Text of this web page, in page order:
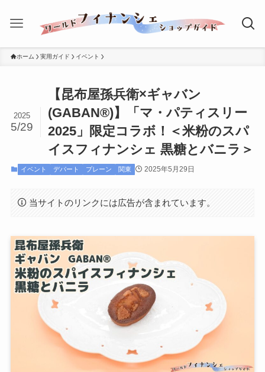
ホーム 実用ガイド イベント
【昆布屋孫兵衛×ギャバン
(GABAN®)】「マ・パティスリー
2025」限定コラボ！＜米粉のスパ
イスフィナンシェ 黒糖とバニラ＞
2025
5/29
イベント デパート プレーン 関東 2025年5月29日
当サイトのリンクには広告が含まれています。